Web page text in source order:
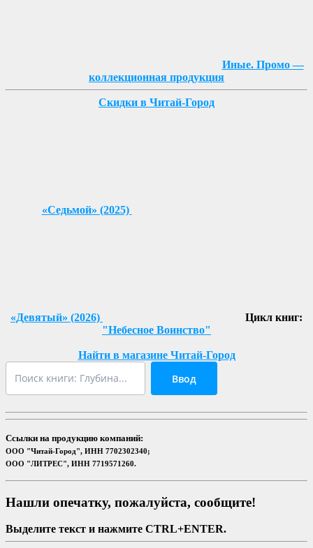
Иные. Промо —
коллекционная продукция
Скидки в Читай-Город
«Седьмой» (2025)
«Девятый» (2026)
Цикл книг:
"Небесное Воинство"
Найти в магазине Читай-Город
Ввод
Ссылки на продукцию компаний:
ООО "Читай-Город", ИНН 7702302340;
ООО "ЛИТРЕС", ИНН 7719571260.
Нашли опечатку, пожалуйста, сообщите!
Выделите текст и нажмите CTRL+ENTER.